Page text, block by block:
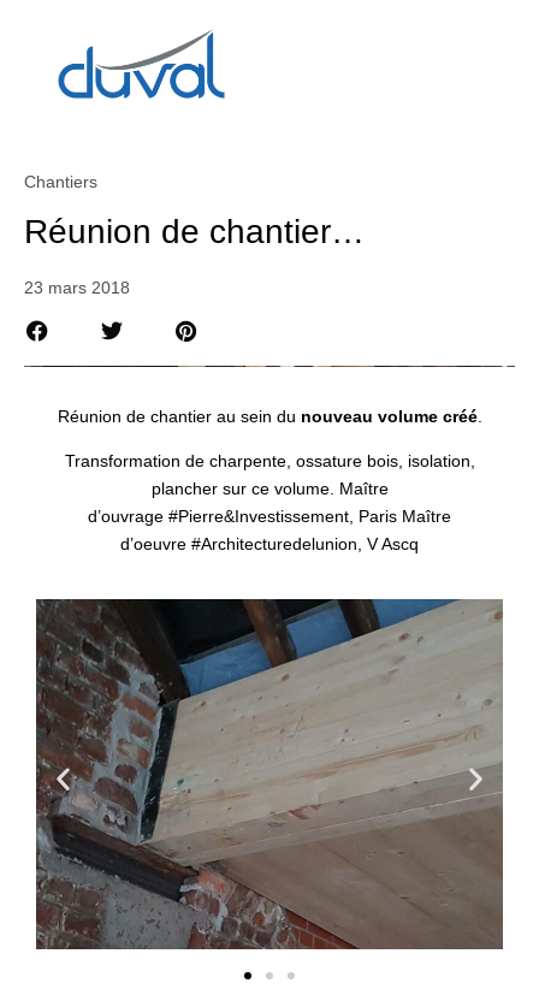
Chantiers
Réunion de chantier…
23 mars 2018
Réunion de chantier au sein du nouveau volume créé.
Transformation de charpente, ossature bois, isolation,
plancher sur ce volume. Maître
d’ouvrage #Pierre&Investissement, Paris Maître
d’oeuvre #Architecturedelunion , V Ascq